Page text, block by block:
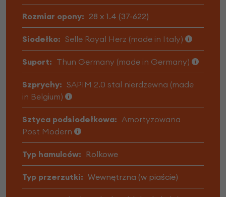
Rozmiar opony: 28 x 1.4 (37-622)
Siodełko: Selle Royal Herz (made in Italy)
Suport: Thun Germany (made in Germany)
Szprychy: SAPIM 2.0 stal nierdzewna (made
in Belgium)
Sztyca podsiodełkowa: Amortyzowana
Post Modern
Typ hamulców: Rolkowe
Typ przerzutki: Wewnętrzna (w piaście)